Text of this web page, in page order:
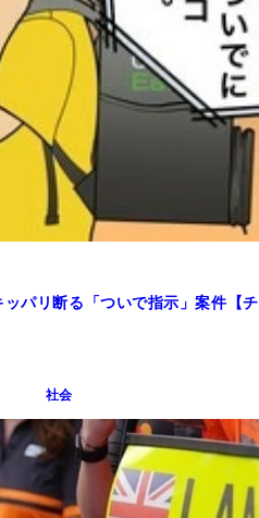
パリ断る「ついで指示」案件【チ
社会